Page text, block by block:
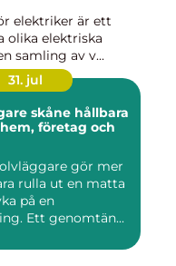
elektriker är ett
elektriska
samling av v...
31. jul
skåne hållbara
företag och
gör mer
rulla ut en matta
på en
Ett genomtän...